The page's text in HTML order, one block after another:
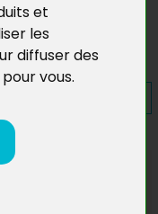
et
les
diffuser des
vous.